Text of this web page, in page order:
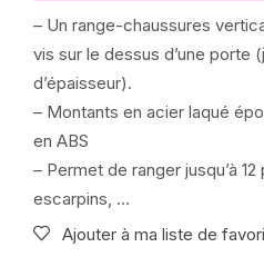
– Un range-chaussures
vis sur le dessus d’une porte
d’épaisseur).
– Montants en acier laqué
en ABS
– Permet de ranger jusqu’à
escarpins, …
Ajouter à ma liste de